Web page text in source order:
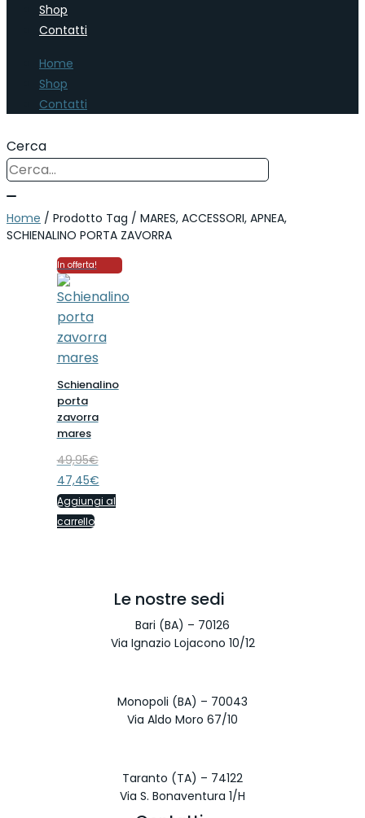
Shop
Contatti
Home
Shop
Contatti
Cerca
Home / Prodotto Tag / MARES, ACCESSORI, APNEA,
SCHIENALINO PORTA ZAVORRA
In offerta!
Schienalino
porta
zavorra
mares
49,95€
Il
prezzo
originale
era:
49,95€.
47,45€Il
prezzo
attuale
Aggiungi al
carrello
Le nostre sedi
Bari (BA) – 70126
Via Ignazio Lojacono 10/12
Monopoli (BA) – 70043
Via Aldo Moro 67/10
Taranto (TA) – 74122
Via S. Bonaventura 1/H